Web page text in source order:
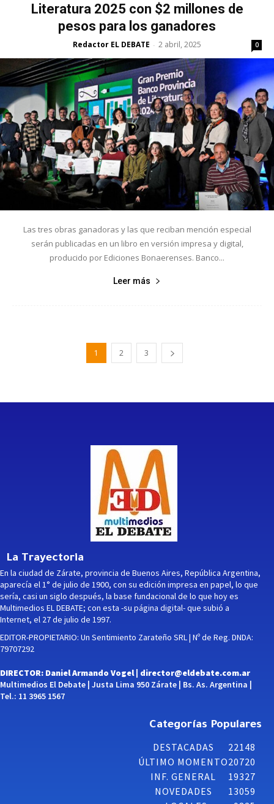
Literatura 2025 con $2 millones de
pesos para los ganadores
Redactor EL DEBATE - 2 abril, 2025 0
Las tres obras ganadoras y las que reciban mención especial
serán publicadas en un libro en versión impresa y digital,
producido por Ediciones Bonaerenses. Banco...
Leer más
1 2 3
La Trayectoria
En la ciudad de Zárate, provincia de Buenos Aires, República Argentina,
aparecía el 1° de julio de 1900, con su edición impresa en papel, lo que
sería, casi un siglo después, la base fundacional de lo que hoy es
Multimedios EL DEBATE; con esta -su página digital- que subió a
Internet, el 27 de julio de 1997.
EDITOR-PROPIETARIO: Un Sentimiento Zarateño SRL | Nº de Reg. DNDA:
79707292
DIRECTOR: Daniel Armando Vogel | director@eldebate.com.ar
Multimedios El Debate | Justa Lima 950 Zárate | Bs. As. Argentina |
Tel.: 11 3965 1567
Categorías Populares
DESTACADAS
22148
ÚLTIMO MOMENTO20720
INF. GENERAL
19327
NOVEDADES
13059